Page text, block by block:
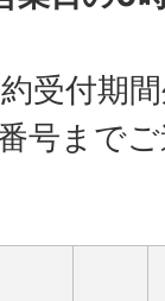
受付期
号まで